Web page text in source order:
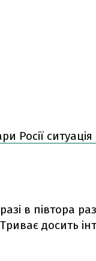
Росії
в півтора
досить